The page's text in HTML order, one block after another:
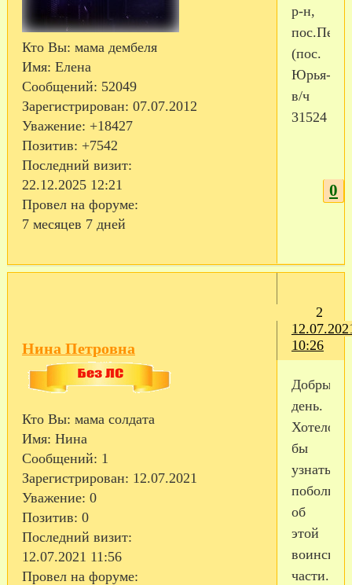
Кто Вы: мама дембеля
Имя: Елена
Сообщений: 52049
Зарегистрирован: 07.07.2012
Уважение: +18427
Позитив: +7542
Последний визит:
22.12.2025 12:21
Провел на форуме:
7 месяцев 7 дней
р-н,
(пос.
Юрья-2),
в/ч
31524
0
2
10:26
Нина Петровна
Кто Вы: мама солдата
Имя: Нина
Сообщений: 1
Зарегистрирован: 12.07.2021
Уважение: 0
Позитив: 0
Последний визит:
12.07.2021 11:56
Провел на форуме:
Добрый
день.
Хотелось
бы
узнать
побольше
об
этой
воинской
части.